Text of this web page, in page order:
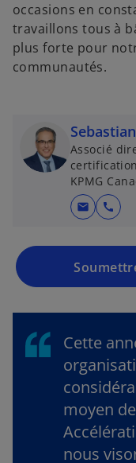
occasions en
travaillons tous à
plus forte pour
communautés.
Associé
certification
KPMG
mail call
Cette
moyen
nous